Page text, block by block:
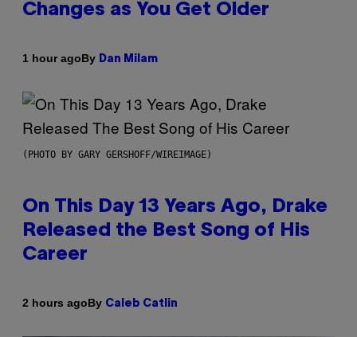
Changes as You Get Older
1 hour agoBy Dan Milam
(PHOTO BY GARY GERSHOFF/WIREIMAGE)
On This Day 13 Years Ago, Drake
Released the Best Song of His
Career
2 hours agoBy Caleb Catlin